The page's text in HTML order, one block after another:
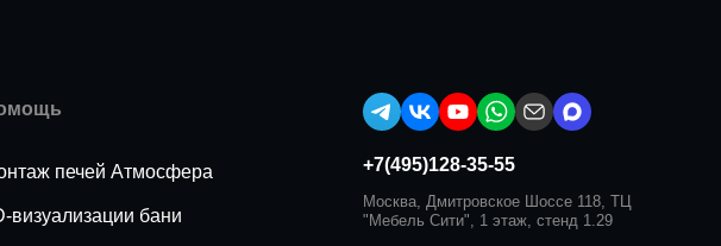
печей Атмосфера
визуализации бани
+7(495)128-35-55
Москва, Дмитровское Шоссе 118, ТЦ
"Мебель Сити", 1 этаж, стенд 1.29